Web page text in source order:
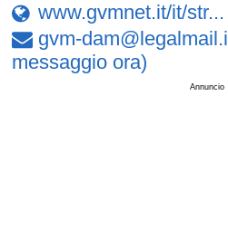
www.gvmnet.it/it/
gvm-dam@legalmail.
messaggio ora)
Annuncio